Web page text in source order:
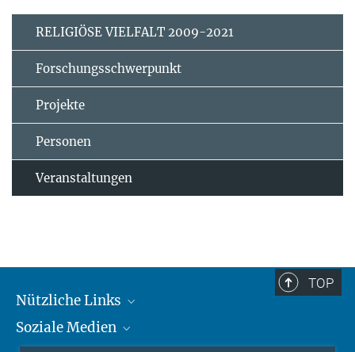
RELIGIÖSE VIELFALT 2009-2021
Forschungsschwerpunkt
Projekte
Personen
Veranstaltungen
TOP
Nützliche Links
MMG Alumni Corner
Soziale Medien